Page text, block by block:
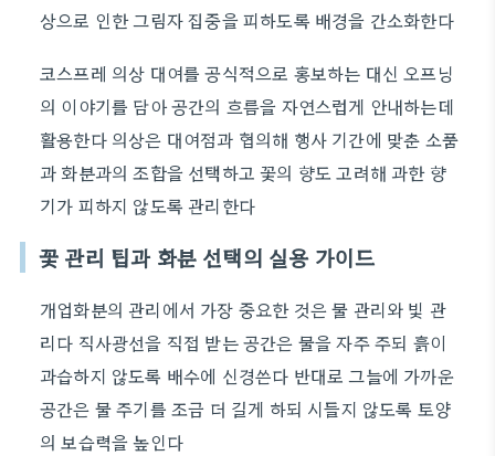
상으로 인한 그림자 집중을 피하도록 배경을 간소화한다
코스프레 의상 대여를 공식적으로 홍보하는 대신 오프닝
의 이야기를 담아 공간의 흐름을 자연스럽게 안내하는데
활용한다 의상은 대여점과 협의해 행사 기간에 맞춘 소품
과 화분과의 조합을 선택하고 꽃의 향도 고려해 과한 향
기가 피하지 않도록 관리한다
꽃 관리 팁과 화분 선택의 실용 가이드
개업화분의 관리에서 가장 중요한 것은 물 관리와 빛 관
리다 직사광선을 직접 받는 공간은 물을 자주 주되 흙이
과습하지 않도록 배수에 신경쓴다 반대로 그늘에 가까운
공간은 물 주기를 조금 더 길게 하되 시들지 않도록 토양
의 보습력을 높인다